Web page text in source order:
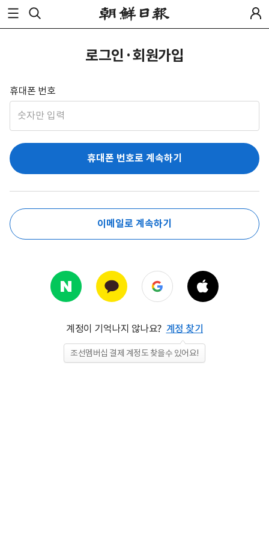
로그인·회원가입
휴대폰 번호
휴대폰 번호로 계속하기
이메일로 계속하기
계정이 기억나지 않나요? 계정 찾기
조선멤버십 결제 계정도 찾을수 있어요!